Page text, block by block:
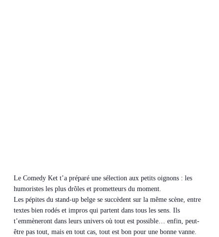
Le Comedy Ket t’a préparé une sélection aux petits oignons : les
humoristes les plus drôles et prometteurs du moment.
Les pépites du stand-up belge se succèdent sur la même scène, entre
textes bien rodés et impros qui partent dans tous les sens. Ils
t’emmèneront dans leurs univers où tout est possible… enfin, peut-
être pas tout, mais en tout cas, tout est bon pour une bonne vanne.